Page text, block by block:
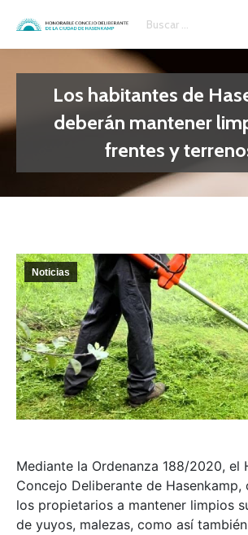
Search:
Los habitantes de
deberán mantener
frentes y
Noticias
Mediante la Ordenanza 188/2020, el
Concejo Deliberante de
los propietarios a mantener limpios
de yuyos, malezas, como así